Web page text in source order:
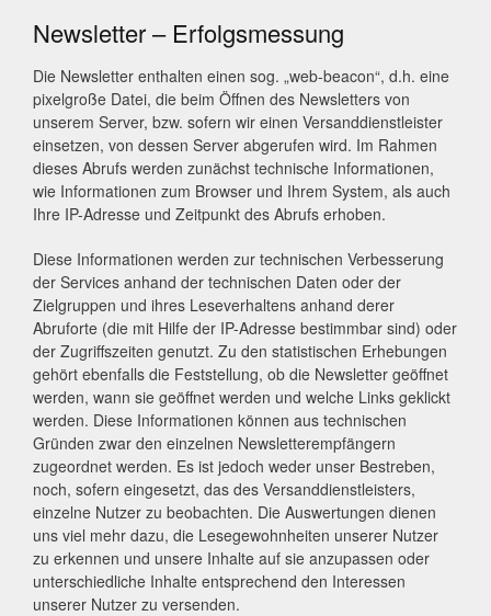
Newsletter – Erfolgsmessung
Die Newsletter enthalten einen sog. „web-beacon“, d.h. eine
pixelgroße Datei, die beim Öffnen des Newsletters von
unserem Server, bzw. sofern wir einen Versanddienstleister
einsetzen, von dessen Server abgerufen wird. Im Rahmen
dieses Abrufs werden zunächst technische Informationen,
wie Informationen zum Browser und Ihrem System, als auch
Ihre IP-Adresse und Zeitpunkt des Abrufs erhoben.
Diese Informationen werden zur technischen Verbesserung
der Services anhand der technischen Daten oder der
Zielgruppen und ihres Leseverhaltens anhand derer
Abruforte (die mit Hilfe der IP-Adresse bestimmbar sind) oder
der Zugriffszeiten genutzt. Zu den statistischen Erhebungen
gehört ebenfalls die Feststellung, ob die Newsletter geöffnet
werden, wann sie geöffnet werden und welche Links geklickt
werden. Diese Informationen können aus technischen
Gründen zwar den einzelnen Newsletterempfängern
zugeordnet werden. Es ist jedoch weder unser Bestreben,
noch, sofern eingesetzt, das des Versanddienstleisters,
einzelne Nutzer zu beobachten. Die Auswertungen dienen
uns viel mehr dazu, die Lesegewohnheiten unserer Nutzer
zu erkennen und unsere Inhalte auf sie anzupassen oder
unterschiedliche Inhalte entsprechend den Interessen
unserer Nutzer zu versenden.